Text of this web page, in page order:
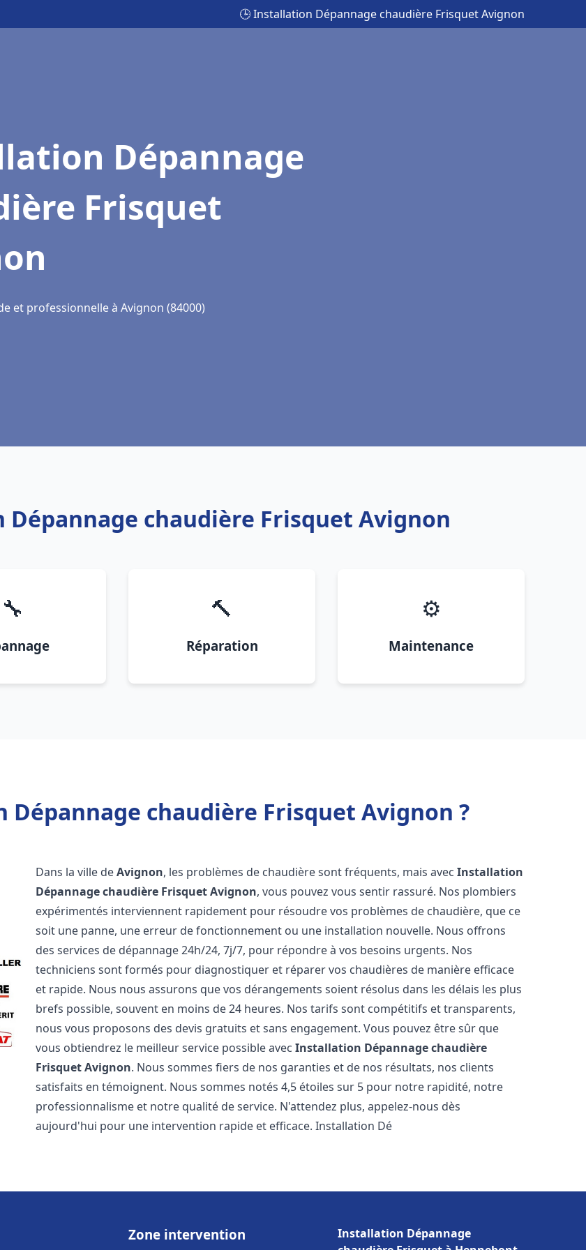
🕒 Installation Dépannage chaudière Frisquet Avignon
Dépannage
Frisquet
et professionnelle à Avignon (84000)
chaudière Frisquet Avignon
🔧 🔨
Réparation
⚙️
Maintenance
chaudière Frisquet Avignon ?
Dans la ville deAvignon, les problèmes de chaudière sont fréquents, mais avecInstallation
Dépannage chaudière FrisquetAvignon, vous pouvez vous sentir rassuré. Nos plombiers
expérimentés interviennent rapidement pour résoudre vos problèmes de chaudière, que ce
soit une panne, une erreur de fonctionnement ou une installation nouvelle. Nous offrons
des services de dépannage 24h/24, 7j/7, pour répondre à vos besoins urgents. Nos
techniciens sont formés pour diagnostiquer et réparer vos chaudières de manière efficace
et rapide. Nous nous assurons que vos dérangements soient résolus dans les délais les plus
brefs possible, souvent en moins de 24 heures. Nos tarifs sont compétitifs et transparents,
nous vous proposons des devis gratuits et sans engagement. Vous pouvez être sûr que
vous obtiendrez le meilleur service possible avecInstallation Dépannage chaudière
FrisquetAvignon. Nous sommes fiers de nos garanties et de nos résultats, nos clients
satisfaits en témoignent. Nous sommes notés 4,5 étoiles sur 5 pour notre rapidité, notre
professionnalisme et notre qualité de service. N'attendez plus, appelez-nous dès
aujourd'hui pour une intervention rapide et efficace. Installation Dé
Zone intervention
Installation Dépannage